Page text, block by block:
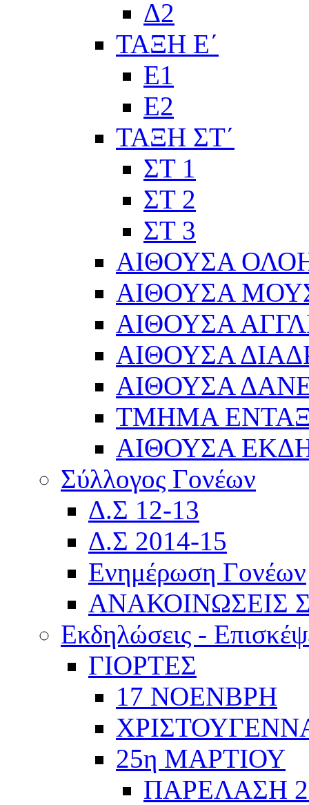
Δ2
ΤΑΞΗ Ε΄
Ε1
Ε2
ΤΑΞΗ ΣΤ΄
ΣΤ 1
ΣΤ 2
ΣΤ 3
ΑΙΘΟΥΣΑ
ΑΙΘΟΥΣΑ
ΑΙΘΟΥΣΑ
ΑΙΘΟΥΣΑ
ΑΙΘΟΥΣΑ
ΤΜΗΜΑ
ΑΙΘΟΥΣΑ
Σύλλογος Γονέων
Δ.Σ 12-13
Δ.Σ 2014-15
Ενημέρωση Γονέων
ΑΝΑΚΟΙΝΩΣΕΙΣ
Εκδηλώσεις -
ΓΙΟΡΤΕΣ
17 ΝΟΕΝΒΡΗ
25η ΜΑΡΤΙΟΥ
ΠΑΡΕΛΑΣΗ